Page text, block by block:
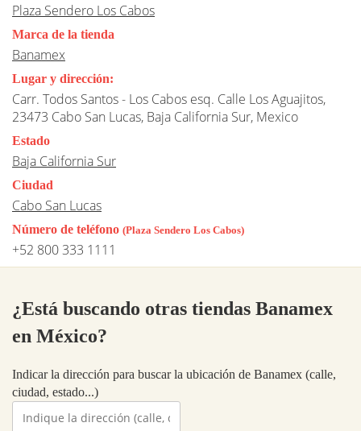
Plaza Sendero Los Cabos
Marca de la tienda
Banamex
Lugar y dirección:
Carr. Todos Santos - Los Cabos esq. Calle Los Aguajitos,
23473 Cabo San Lucas, Baja California Sur, Mexico
Estado
Baja California Sur
Ciudad
Cabo San Lucas
Número de teléfono (Plaza Sendero Los Cabos)
+52 800 333 1111
¿Está buscando otras tiendas Banamex
en México?
Indicar la dirección para buscar la ubicación de Banamex (calle,
ciudad, estado...)